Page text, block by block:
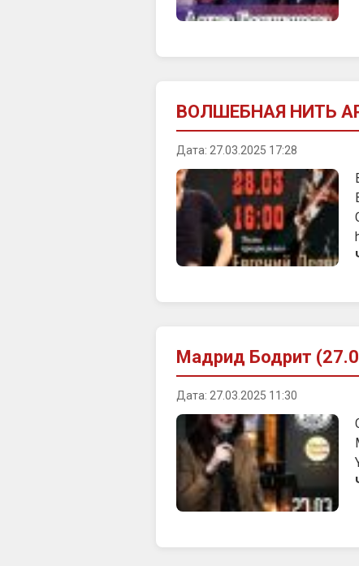
ВОЛШЕБНАЯ НИТЬ
Дата: 27.03.2025 17:28
Мадрид Бодрит
Дата: 27.03.2025 11:30